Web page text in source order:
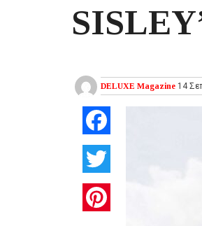
DELUXE Magazine 14